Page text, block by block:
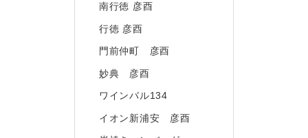
南行徳 彦酉
行徳 彦酉
門前仲町 彦酉
妙典 彦酉
ワインバル134
イオン新浦安 彦酉